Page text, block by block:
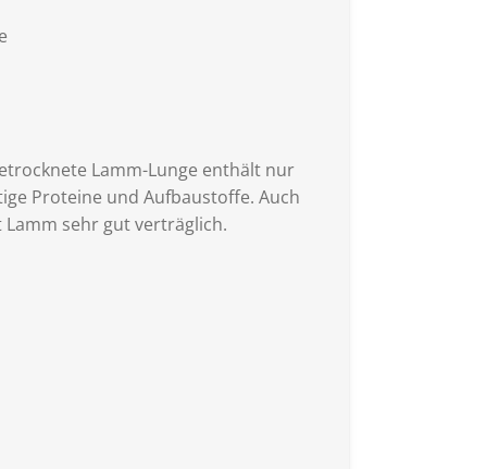
Lamm-Lunge enthält nur
Proteine und Aufbaustoffe. Auch
sehr gut verträglich.